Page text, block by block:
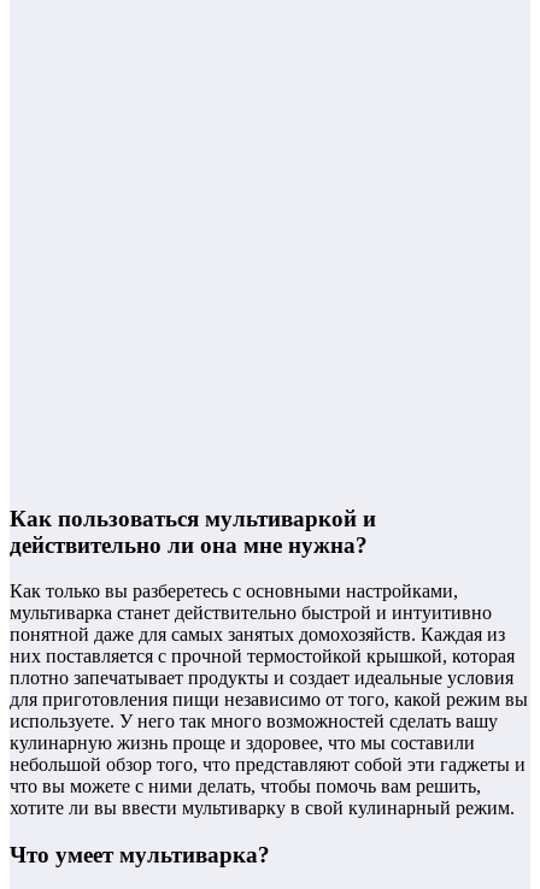
Как пользоваться мультиваркой и
действительно ли она мне нужна?
Как только вы разберетесь с основными настройками,
мультиварка станет действительно быстрой и интуитивно
понятной даже для самых занятых домохозяйств. Каждая из
них поставляется с прочной термостойкой крышкой, которая
плотно запечатывает продукты и создает идеальные условия
для приготовления пищи независимо от того, какой режим вы
используете. У него так много возможностей сделать вашу
кулинарную жизнь проще и здоровее, что мы составили
небольшой обзор того, что представляют собой эти гаджеты и
что вы можете с ними делать, чтобы помочь вам решить,
хотите ли вы ввести мультиварку в свой кулинарный режим.
Что умеет мультиварка?